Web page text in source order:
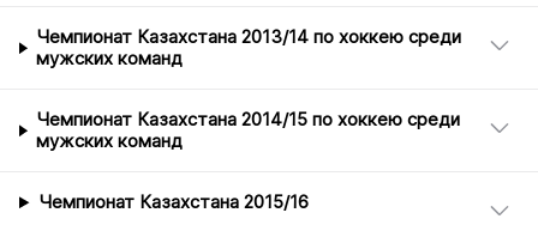
Чемпионат Казахстана 2013/14 по хоккею среди
мужских команд
Чемпионат Казахстана 2014/15 по хоккею среди
мужских команд
Чемпионат Казахстана 2015/16